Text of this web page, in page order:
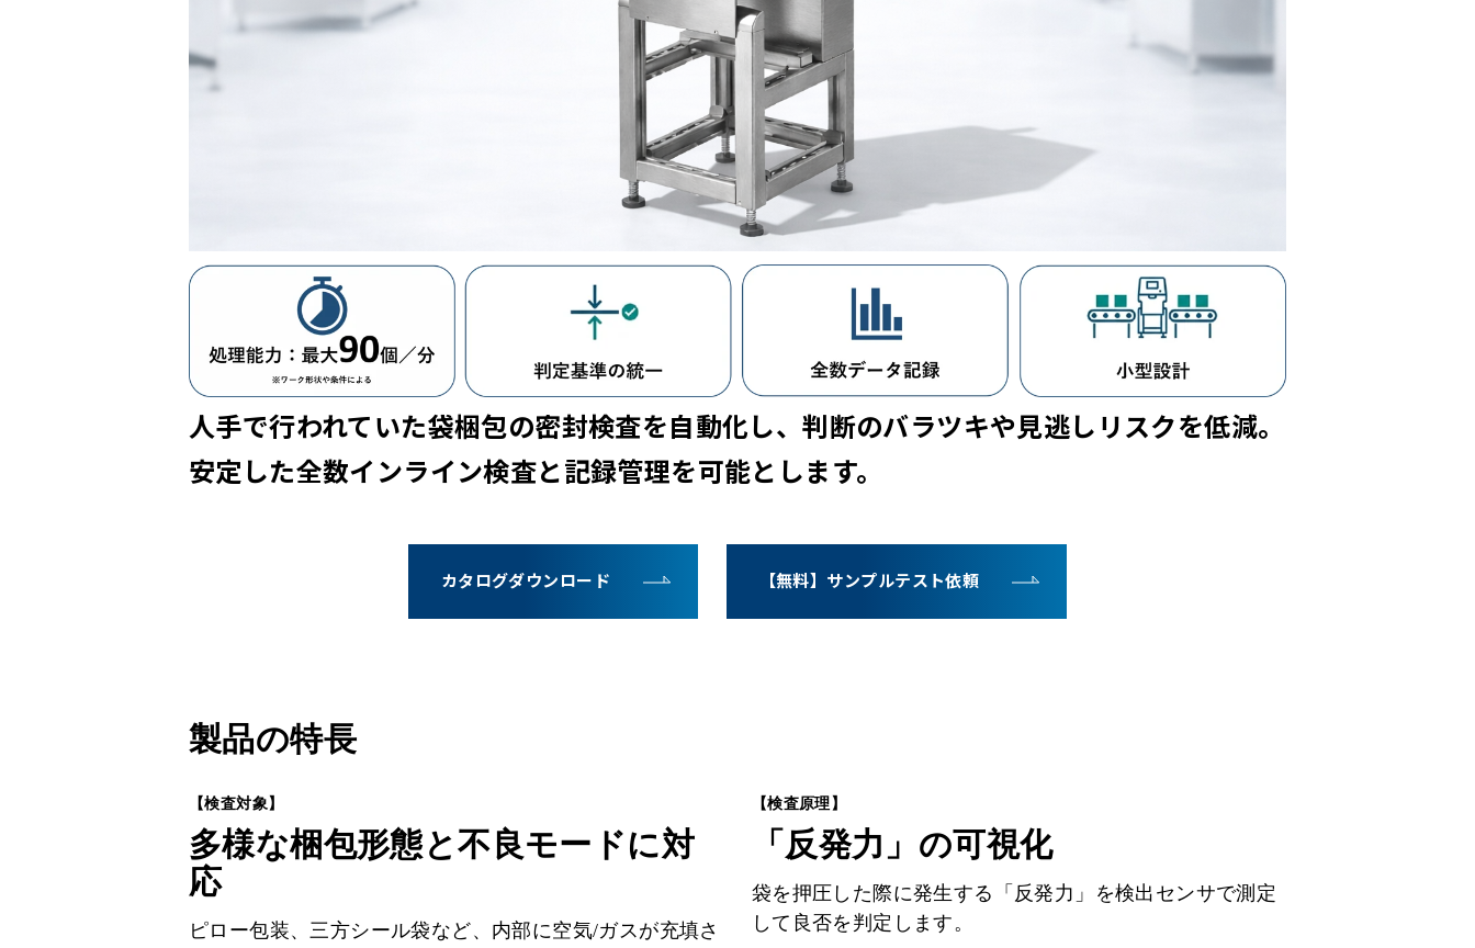
人手で行われていた袋梱包の密封検査を自動化し、判断のバラツキや見逃しリスクを低減。
安定した全数インライン検査と記録管理を可能とします。
カタログダウンロード 【無料】サンプルテスト依頼
製品の特長
【検査対象】
多様な梱包形態と不良モードに対
応
ピロー包装、三方シール袋など、内部に空気/ガスが充填さ
【検査原理】
「反発力」の可視化
袋を押圧した際に発生する「反発力」を検出センサで測定
して良否を判定します。